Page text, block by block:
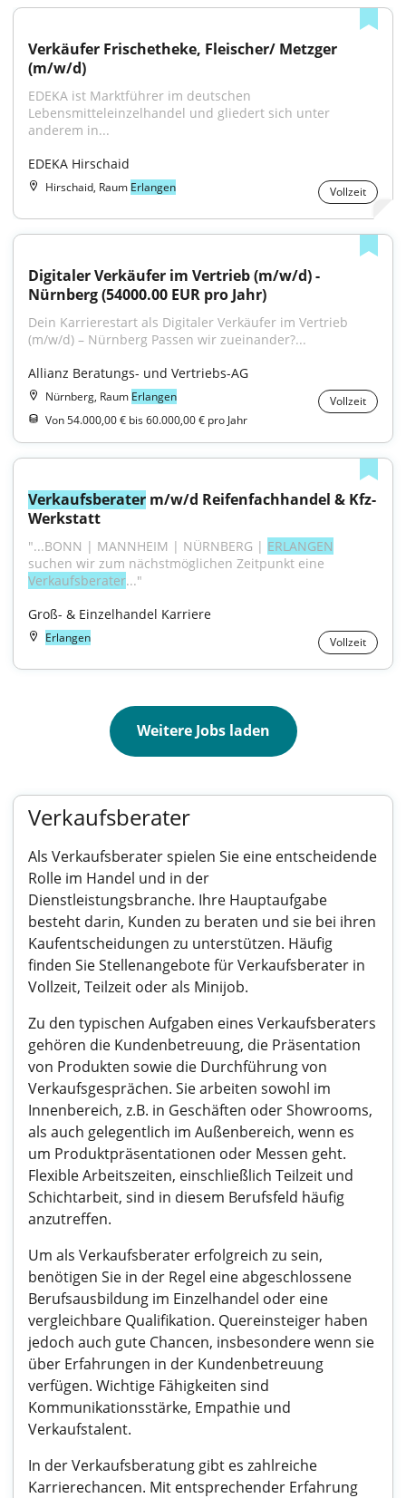
Verkäufer Frischetheke, Fleischer/ Metzger
(m/w/d)
EDEKA ist Marktführer im deutschen
Lebensmitteleinzelhandel und gliedert sich unter
anderem in...
EDEKA Hirschaid
Hirschaid, Raum Erlangen Vollzeit
Digitaler Verkäufer im Vertrieb (m/w/d) -
Nürnberg (54000.00 EUR pro Jahr)
Dein Karrierestart als Digitaler Verkäufer im Vertrieb
(m/w/d) – Nürnberg Passen wir zueinander?...
Allianz Beratungs- und Vertriebs-AG
Nürnberg, Raum Erlangen
Vollzeit
Von 54.000,00 € bis 60.000,00 € pro Jahr
Verkaufsberater m/w/d Reifenfachhandel & Kfz-
Werkstatt
"...BONN | MANNHEIM | NÜRNBERG | ERLANGEN
Verkaufsberater..."
Groß- & Einzelhandel Karriere
Erlangen Vollzeit
Weitere Jobs laden
Verkaufsberater
Als Verkaufsberater spielen Sie eine entscheidende
Rolle im Handel und in der
Dienstleistungsbranche. Ihre Hauptaufgabe
besteht darin, Kunden zu beraten und sie bei ihren
Kaufentscheidungen zu unterstützen. Häufig
finden Sie Stellenangebote für Verkaufsberater in
Vollzeit, Teilzeit oder als Minijob.
Zu den typischen Aufgaben eines Verkaufsberaters
gehören die Kundenbetreuung, die Präsentation
von Produkten sowie die Durchführung von
Verkaufsgesprächen. Sie arbeiten sowohl im
Innenbereich, z.B. in Geschäften oder Showrooms,
als auch gelegentlich im Außenbereich, wenn es
um Produktpräsentationen oder Messen geht.
Flexible Arbeitszeiten, einschließlich Teilzeit und
Schichtarbeit, sind in diesem Berufsfeld häufig
anzutreffen.
Um als Verkaufsberater erfolgreich zu sein,
benötigen Sie in der Regel eine abgeschlossene
Berufsausbildung im Einzelhandel oder eine
vergleichbare Qualifikation. Quereinsteiger haben
jedoch auch gute Chancen, insbesondere wenn sie
über Erfahrungen in der Kundenbetreuung
verfügen. Wichtige Fähigkeiten sind
Kommunikationsstärke, Empathie und
Verkaufstalent.
In der Verkaufsberatung gibt es zahlreiche
Karrierechancen. Mit entsprechender Erfahrung